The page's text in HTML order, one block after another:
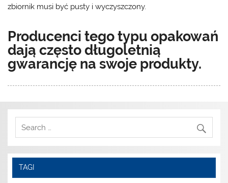
zbiornik musi być pusty i wyczyszczony.
Producenci tego typu opakowań
dają często długoletnią
gwarancję na swoje produkty.
TAGI